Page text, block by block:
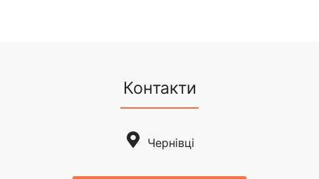
Контакти
Чернівці